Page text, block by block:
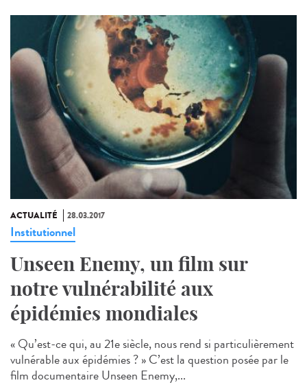
ACTUALITÉ 28.03.2017
Institutionnel
Unseen Enemy, un film sur
notre vulnérabilité aux
épidémies mondiales
« Qu’est-ce qui, au 21e siècle, nous rend si particulièrement
vulnérable aux épidémies ? » C’est la question posée par le
film documentaire Unseen Enemy,...